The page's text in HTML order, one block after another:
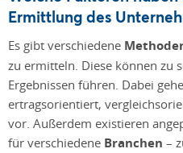
Ermittlung des
Es gibt verschiedene
zu ermitteln. Diese können zu
Ergebnissen führen. Dabei
ertragsorientiert,
vor. Außerdem existieren
für verschiedene Branchen –